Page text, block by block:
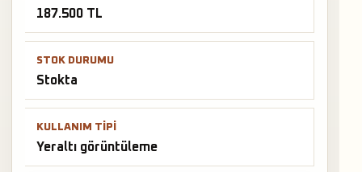
Faturalı satış, Türkiye geneli kargo ve mağazadan
teslimat desteğiyle satış ve teslimat desteği hızlıca
alınabilir.
187.500 TL
STOK DURUMU
Stokta
KULLANIM TIPI
Yeraltı görüntüleme